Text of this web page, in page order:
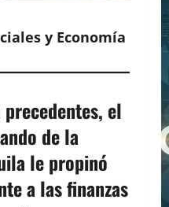
y Economía
el
de la
le propinó
a las finanzas